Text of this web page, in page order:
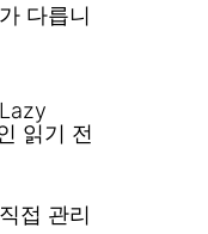
다릅니
읽기 전
접 관리